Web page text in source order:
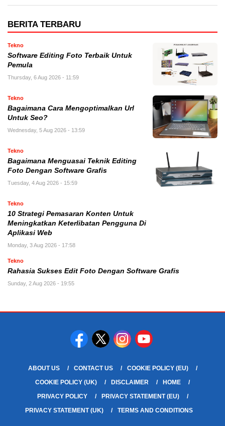
BERITA TERBARU
Tekno
Software Editing Foto Terbaik Untuk
Pemula
Thursday, 6 Aug 2026 - 11:59
Tekno
Bagaimana Cara Mengoptimalkan Url
Untuk Seo?
Wednesday, 5 Aug 2026 - 13:59
Tekno
Bagaimana Menguasai Teknik Editing
Foto Dengan Software Grafis
Tuesday, 4 Aug 2026 - 15:59
Tekno
10 Strategi Pemasaran Konten Untuk
Meningkatkan Keterlibatan Pengguna Di
Aplikasi Web
Monday, 3 Aug 2026 - 17:58
Tekno
Rahasia Sukses Edit Foto Dengan Software Grafis
Sunday, 2 Aug 2026 - 19:55
ABOUT US CONTACT US
COOKIE POLICY (EU)
COOKIE POLICY (UK)
DISCLAIMER
HOME
PRIVACY POLICY
PRIVACY STATEMENT (EU)
PRIVACY STATEMENT (UK)
TERMS AND CONDITIONS